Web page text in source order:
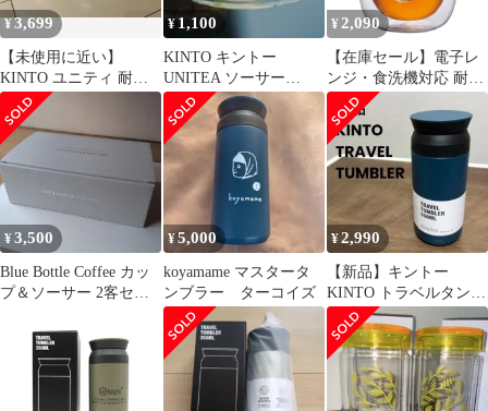
¥3,699
【未使用に近い】
KINTO ユニティ 耐熱
ガラスカップ 350ml 4
個セット
¥ 1,100
KINTO キントー
UNITEA ソーサー
150mm ガラス （ 15cm
カップソーサー 受け皿
小皿 茶托 プレート 電
子レンジ対応 食洗機対
応 耐熱ガラス おしゃれ
デザート お菓子 スイー
ツ ）)
¥ 2,090
【在庫セール】電子レ
ンジ・食洗機対応 耐熱
ガラス ギフト 350ml ア
イスティーグラス プレ
ゼント ダブルウォール
KRONOS 23106 (キント
ー) KINTO
¥3,500
Blue Bottle Coffee カッ
プ＆ソーサー 2客セッ
¥5,000
koyamame マスタータ
ンブラー ターコイズ
¥2,990
【新品】キントー
KINTO トラベルタンブ
ラー 350ml ターコイズ